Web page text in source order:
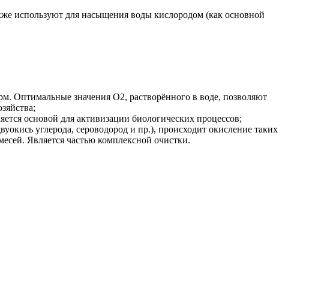
используют для насыщения воды кислородом (как основной
Оптимальные значения O2, растворённого в воде, позволяют
основой для активизации биологических процессов;
углерода, сероводород и пр.), происходит окисление таких
Является частью комплексной очистки.